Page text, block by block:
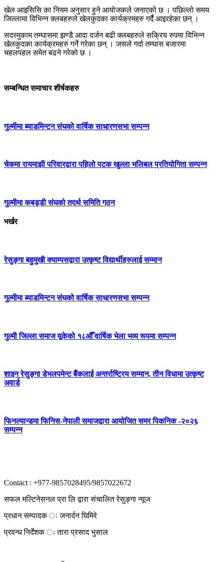
खेल आइसिसि का नियम अनुसार हुने आयोजकले जनाएको छ । पछिल्लो समय
जिल्लामा विभिन्न क्लबहरुले खेलकुदका कार्यक्रमहरु गर्दै आइरहेका छन् ।
सदरमुकाम तम्घासमा झण्डै आदा दर्जन बढी क्लबहरुले सक्रिय रुपमा विभिन्न
खेलकुदका कार्यक्रमहरु गर्ने गरेका छन् । जसले गर्दा तम्घास बजारमा
चहलपहल समेत बढने गरेको छ ।
सम्बन्धित समाचार शीर्षकहरु
गुल्मीमा ब्याडमिन्टन संघको वार्षिक साधारणसभा सम्पन्न
चेकमा रायमाझी परिवारद्वारा पहिलो पटक खुल्ला भलिबल प्रतियोगिता सम्पन्न
गुल्मीमा कबड्डी संघको तदर्थ समिति गठन
भर्खर
रेसुङ्गा बहुमुखी क्याम्पसद्वारा उत्कृष्ट विद्यार्थीहरुलाई सम्मान
गुल्मीमा ब्याडमिन्टन संघको वार्षिक साधारणसभा सम्पन्न
गुल्मी जिल्ला समाज यूकेको १८औँ वार्षिक भेला भव्य रूपमा सम्पन्न
शाइन रेसुङ्गा डेभलपमेन्ट बैंकलाई अन्तर्राष्ट्रिय सम्मान, तीन विधामा उत्कृष्ट
अवार्ड
फिनल्यान्डमा फिनिस-नेपाली समाजद्वारा आयोजित समर पिकनिक -२०२६
सम्पन्न
Contact : +977-9857028495/9857022672
सफल मल्टिनेसनल प्रा लि द्वारा संचालित रेसुङ्गा न्यूज
प्रधान सम्पादक ः जनार्दन घिमिरे
प्रवन्ध निर्देशक ः तारा प्रसाद भुसाल